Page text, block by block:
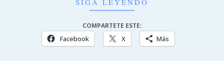
COMPARTETE ESTE:
Facebook X Más